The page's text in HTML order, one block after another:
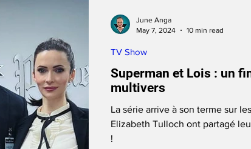
Superman et Lois : un
multivers
La série arrive à son terme sur
Elizabeth Tulloch ont partagé
!
TV Show
June Anga
May 7, 2024
10 min read